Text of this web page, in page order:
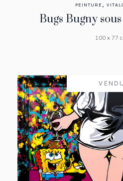
PEINTURE ,
Bugs Bugny
100 x 77
VENDU